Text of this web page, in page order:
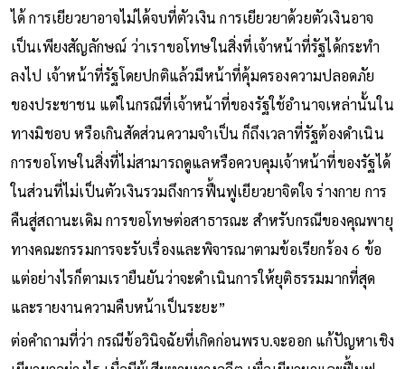
ได้ การเยียวยาอาจไม่ได้จบที่ตัวเงิน การเยียวยาด้วยตัวเงินอาจ
เป็นเพียงสัญลักษณ์ ว่าเราขอโทษในสิ่งที่เจ้าหน้าที่รัฐได้กระทำ
ลงไป เจ้าหน้าที่รัฐโดยปกติแล้วมีหน้าที่คุ้มครองความปลอดภัย
ของประชาชน แต่ในกรณีที่เจ้าหน้าที่ของรัฐใช้อำนาจเหล่านั้นใน
ทางมิชอบ หรือเกินสัดส่วนความจำเป็น ก็ถึงเวลาที่รัฐต้องดำเนิน
การขอโทษในสิ่งที่ไม่สามารถดูแลหรือควบคุมเจ้าหน้าที่ของรัฐได้
ในส่วนที่ไม่เป็นตัวเงินรวมถึงการฟื้นฟูเยียวยาจิตใจ ร่างกาย การ
คืนสู่สถานะเดิม การขอโทษต่อสาธารณะ สำหรับกรณีของคุณพายุ
ทางคณะกรรมการจะรับเรื่องและพิจารณาตามข้อเรียกร้อง 6 ข้อ
แต่อย่างไรก็ตามเรายืนยันว่าจะดำเนินการให้ยุติธรรมมากที่สุด
และรายงานความคืบหน้าเป็นระยะ”
ต่อคำถามที่ว่า กรณีข้อวินิจฉัยที่เกิดก่อนพรบ.จะออก แก้ปัญหาเชิง